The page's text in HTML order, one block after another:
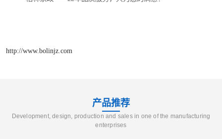
http://www.bolinjz.com
产品推荐
Development, design, production and sales in one of the manufacturing
enterprises